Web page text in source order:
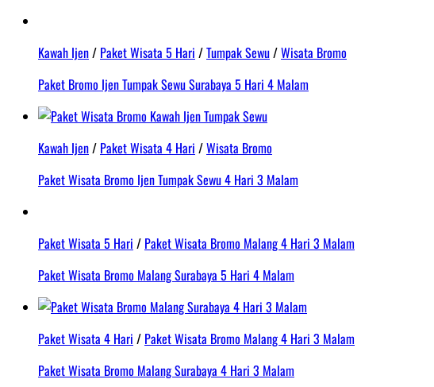
Kawah Ijen/ Paket Wisata 5 Hari /Tumpak Sewu/Wisata Bromo
Paket Bromo Ijen Tumpak Sewu Surabaya 5 Hari 4 Malam
Kawah Ijen/ Paket Wisata 4 Hari /Wisata Bromo
Paket Wisata Bromo Ijen Tumpak Sewu 4 Hari 3 Malam
Paket Wisata 5 Hari / Paket Wisata Bromo Malang 4 Hari 3 Malam
Paket Wisata Bromo Malang Surabaya 5 Hari 4 Malam
Paket Wisata 4 Hari / Paket Wisata Bromo Malang 4 Hari 3 Malam
Paket Wisata Bromo Malang Surabaya 4 Hari 3 Malam